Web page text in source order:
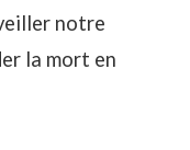
notre
la mort en